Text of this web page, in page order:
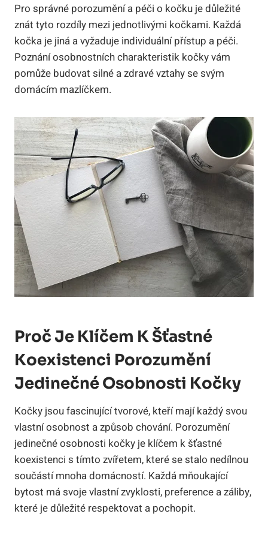
Pro správné porozumění a péči o kočku je důležité
znát tyto rozdíly mezi jednotlivými kočkami. Každá
kočka je jiná a vyžaduje individuální přístup a péči.
Poznání osobnostních charakteristik kočky vám
pomůže budovat silné a zdravé vztahy se svým
domácím mazlíčkem.
Proč Je Klíčem K Šťastné
Koexistenci Porozumění
Jedinečné Osobnosti Kočky
Kočky jsou fascinující tvorové, kteří mají každý svou
vlastní osobnost a způsob chování. Porozumění
jedinečné osobnosti kočky je klíčem k šťastné
koexistenci s tímto zvířetem, které se stalo nedílnou
součástí mnoha domácností. Každá mňoukající
bytost má svoje vlastní zvyklosti, preference a záliby,
které je důležité respektovat a pochopit.